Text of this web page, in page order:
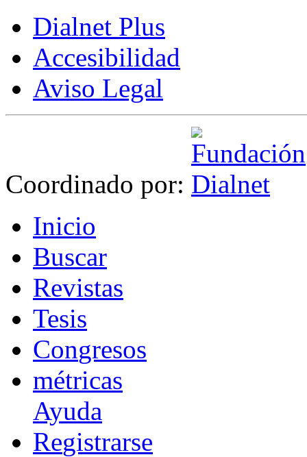
Dialnet Plus
Accesibilidad
Aviso Legal
Coordinado por:
Inicio
Buscar
Revistas
Tesis
Congresos
métricas
Ayuda
Registrarse